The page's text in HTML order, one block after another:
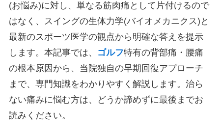
(お悩み)に対し、単なる筋肉痛として片付けるので
はなく、スイングの生体力学(バイオメカニクス)と
最新のスポーツ医学の観点から明確な答えを提示
します。本記事では、
ゴルフ特有の背部痛・腰痛
の根本原因から、当院独自の早期回復アプローチ
まで、専門知識をわかりやすく解説します。治ら
ない痛みに悩む方は、どうか諦めずに最後までお
読みください。